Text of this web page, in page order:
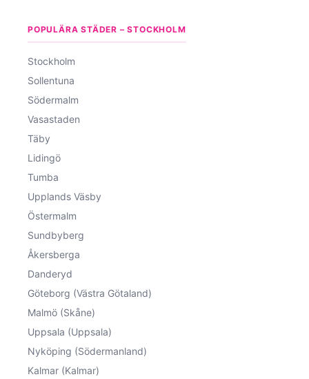
POPULÄRA STÄDER – STOCKHOLM
Stockholm
Sollentuna
Södermalm
Vasastaden
Täby
Lidingö
Tumba
Upplands Väsby
Östermalm
Sundbyberg
Åkersberga
Danderyd
Göteborg (Västra Götaland)
Malmö (Skåne)
Uppsala (Uppsala)
Nyköping (Södermanland)
Kalmar (Kalmar)